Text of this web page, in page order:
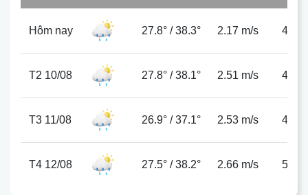
Hôm nay 27.8° /38.3° 2.17 m/s 49%
T2 10/08 27.8° /38.1° 2.51 m/s 48%
T3 11/08 26.9° /37.1° 2.53 m/s 47%
T4 12/08 27.5° /38.2° 2.66 m/s 51%